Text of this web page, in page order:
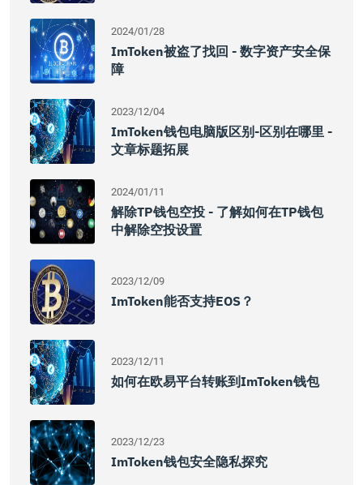
2024/01/28
ImToken被盗了找回 - 数字资产安全保
障
2023/12/04
ImToken钱包电脑版区别-区别在哪里 -
文章标题拓展
2024/01/11
解除TP钱包空投 - 了解如何在TP钱包
中解除空投设置
2023/12/09
ImToken能否支持EOS？
2023/12/11
如何在欧易平台转账到imToken钱包
2023/12/23
ImToken钱包安全隐私探究